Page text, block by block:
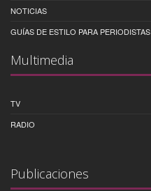
NOTICIAS
GUÍAS DE ESTILO PARA PERIODISTAS
Multimedia
TV
RADIO
Publicaciones